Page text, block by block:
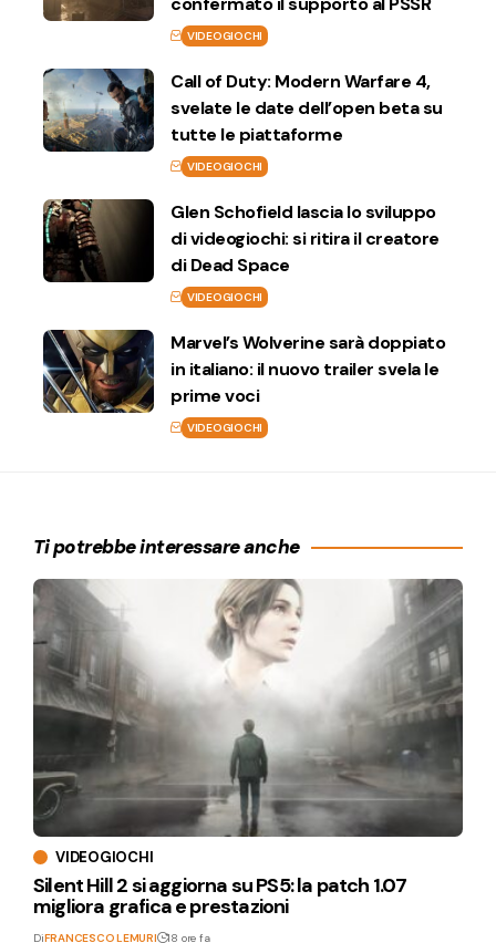
VIDEOGIOCHI
Call of Duty: Modern Warfare 4,
svelate le date dell’open beta su
tutte le piattaforme
VIDEOGIOCHI
Glen Schofield lascia lo sviluppo
di videogiochi: si ritira il creatore
di Dead Space
VIDEOGIOCHI
Marvel’s Wolverine sarà doppiato
in italiano: il nuovo trailer svela le
prime voci
VIDEOGIOCHI
Ti potrebbe interessare anche
VIDEOGIOCHI
Silent Hill 2 si aggiorna su PS5: la patch 1.07
migliora grafica e prestazioni
DiFRANCESCO LEMURI 18 ore fa